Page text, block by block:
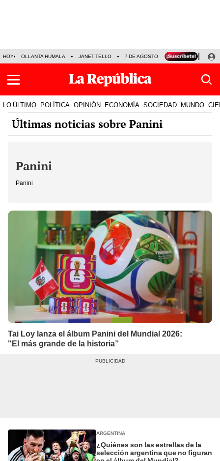
HOY OLLANTA HUMALA JANET TELLO 7 DE AGOSTO TINKA RESULTADOS
LO ÚLTIMO POLÍTICA OPINIÓN ECONOMÍA SOCIEDAD MUNDO
Últimas noticias sobre Panini
Panini
Panini
Tai Loy lanza el álbum Panini del Mundial 2026:
"El más grande de la historia”
ARGENTINA
¿Quiénes son las estrellas de la
selección argentina que no figuran